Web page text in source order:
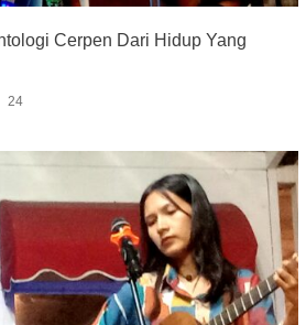
Cerpen Dari Hidup Yang
24